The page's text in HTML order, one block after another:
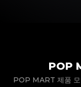
POP
POP MART 제품 모